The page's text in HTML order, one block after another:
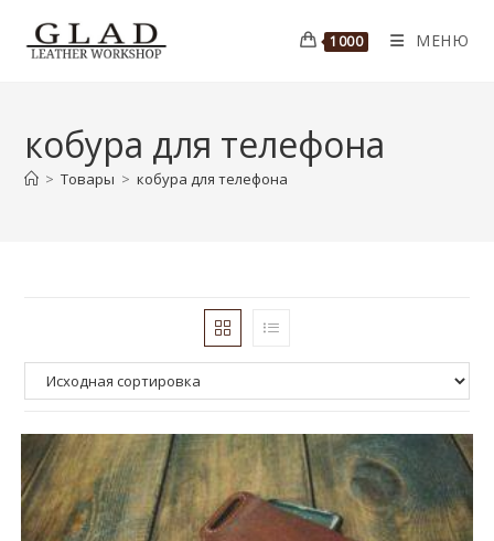
1000 МЕНЮ
кобура для телефона
> Товары > кобура для телефона